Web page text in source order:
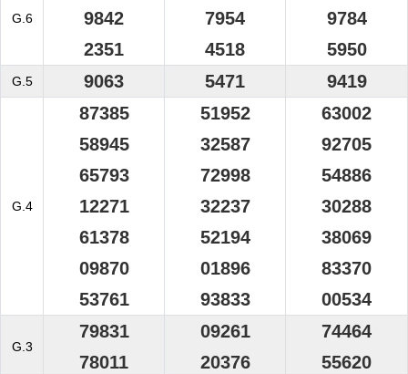
G.6
9842
2351
7954
4518
9784
5950
G.5 9063 5471 9419
G.4
87385
58945
65793
12271
61378
09870
53761
51952
32587
72998
32237
52194
01896
93833
63002
92705
54886
30288
38069
83370
00534
G.3
79831
78011
09261
20376
74464
55620